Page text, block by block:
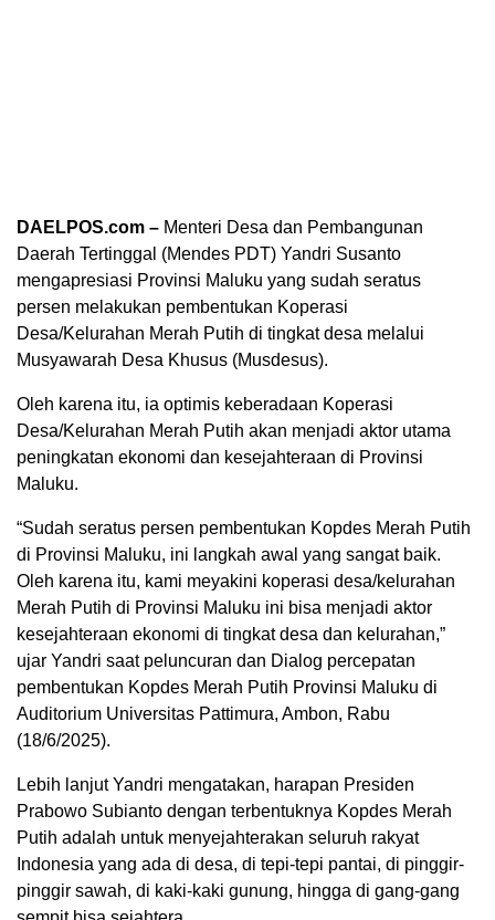
DAELPOS.com – Menteri Desa dan Pembangunan
Daerah Tertinggal (Mendes PDT) Yandri Susanto
mengapresiasi Provinsi Maluku yang sudah seratus
persen melakukan pembentukan Koperasi
Desa/Kelurahan Merah Putih di tingkat desa melalui
Musyawarah Desa Khusus (Musdesus).
Oleh karena itu, ia optimis keberadaan Koperasi
Desa/Kelurahan Merah Putih akan menjadi aktor utama
peningkatan ekonomi dan kesejahteraan di Provinsi
Maluku.
“Sudah seratus persen pembentukan Kopdes Merah Putih
di Provinsi Maluku, ini langkah awal yang sangat baik.
Oleh karena itu, kami meyakini koperasi desa/kelurahan
Merah Putih di Provinsi Maluku ini bisa menjadi aktor
kesejahteraan ekonomi di tingkat desa dan kelurahan,”
ujar Yandri saat peluncuran dan Dialog percepatan
pembentukan Kopdes Merah Putih Provinsi Maluku di
Auditorium Universitas Pattimura, Ambon, Rabu
(18/6/2025).
Lebih lanjut Yandri mengatakan, harapan Presiden
Prabowo Subianto dengan terbentuknya Kopdes Merah
Putih adalah untuk menyejahterakan seluruh rakyat
Indonesia yang ada di desa, di tepi-tepi pantai, di pinggir-
pinggir sawah, di kaki-kaki gunung, hingga di gang-gang